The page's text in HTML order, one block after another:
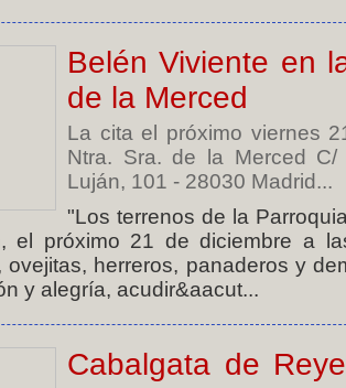
Belén Viviente en
de la Merced
La cita el próximo viernes
Ntra. Sra. de la Merced
Luján, 101 - 28030 Madrid...
"Los terrenos de la
el próximo 21 de diciembre a
ovejitas, herreros, panaderos y
y alegría, acudir&aacut...
Cabalgata de